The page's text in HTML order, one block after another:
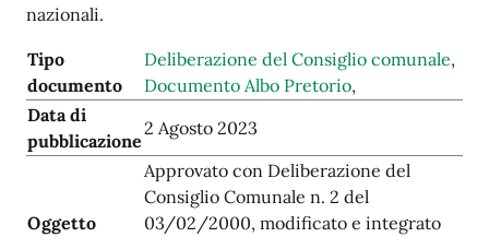
nazionali.
Tipo
documento
Deliberazione del Consiglio comunale,
Documento Albo Pretorio,
Data di
pubblicazione
2 Agosto 2023
Oggetto
Approvato con Deliberazione del
Consiglio Comunale n. 2 del
03/02/2000, modificato e integrato